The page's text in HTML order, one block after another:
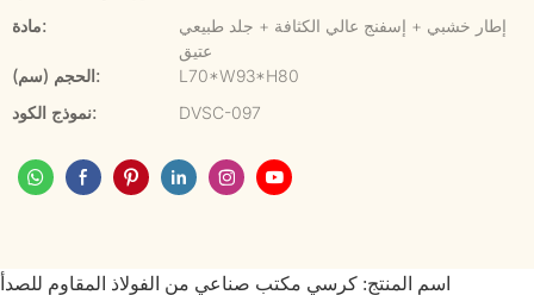
مادة:
إطار خشبي + إسفنج عالي الكثافة + جلد طبيعي
عتيق
الحجم (سم):
L70*W93*H80
نموذج الكود:
DVSC-097
اسم المنتج: كرسي مكتب صناعي من الفولاذ المقاوم للصدأ